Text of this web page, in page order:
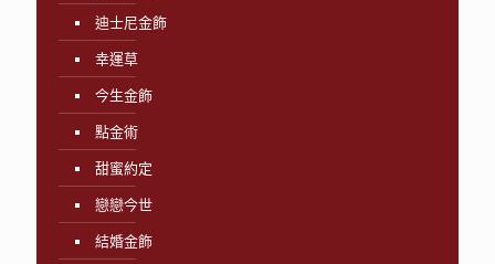
迪士尼金飾
幸運草
今生金飾
點金術
甜蜜約定
戀戀今世
結婚金飾